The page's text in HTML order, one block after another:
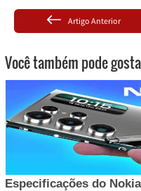
Artigo Anterior
Você também pode
Especificações do